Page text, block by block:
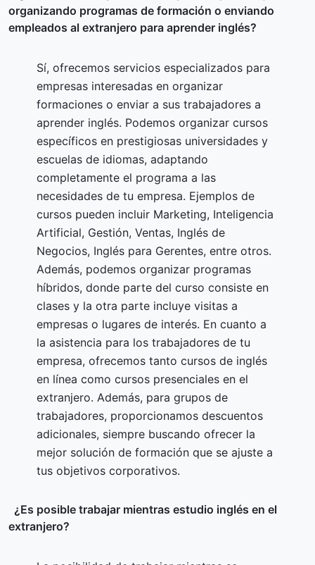
organizando programas de formación o enviando
empleados al extranjero para aprender inglés?
Sí, ofrecemos servicios especializados para
empresas interesadas en organizar
formaciones o enviar a sus trabajadores a
aprender inglés. Podemos organizar cursos
específicos en prestigiosas universidades y
escuelas de idiomas, adaptando
completamente el programa a las
necesidades de tu empresa. Ejemplos de
cursos pueden incluir Marketing, Inteligencia
Artificial, Gestión, Ventas, Inglés de
Negocios, Inglés para Gerentes, entre otros.
Además, podemos organizar programas
híbridos, donde parte del curso consiste en
clases y la otra parte incluye visitas a
empresas o lugares de interés. En cuanto a
la asistencia para los trabajadores de tu
empresa, ofrecemos tanto cursos de inglés
en línea como cursos presenciales en el
extranjero. Además, para grupos de
trabajadores, proporcionamos descuentos
adicionales, siempre buscando ofrecer la
mejor solución de formación que se ajuste a
tus objetivos corporativos.
¿Es posible trabajar mientras estudio inglés en el
extranjero?